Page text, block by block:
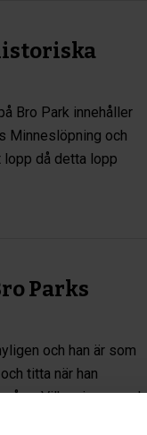
Bro Park innehåller
Minneslöpning och
då detta lopp
Parks
och han är som
titta när han
Vilka vinnare och